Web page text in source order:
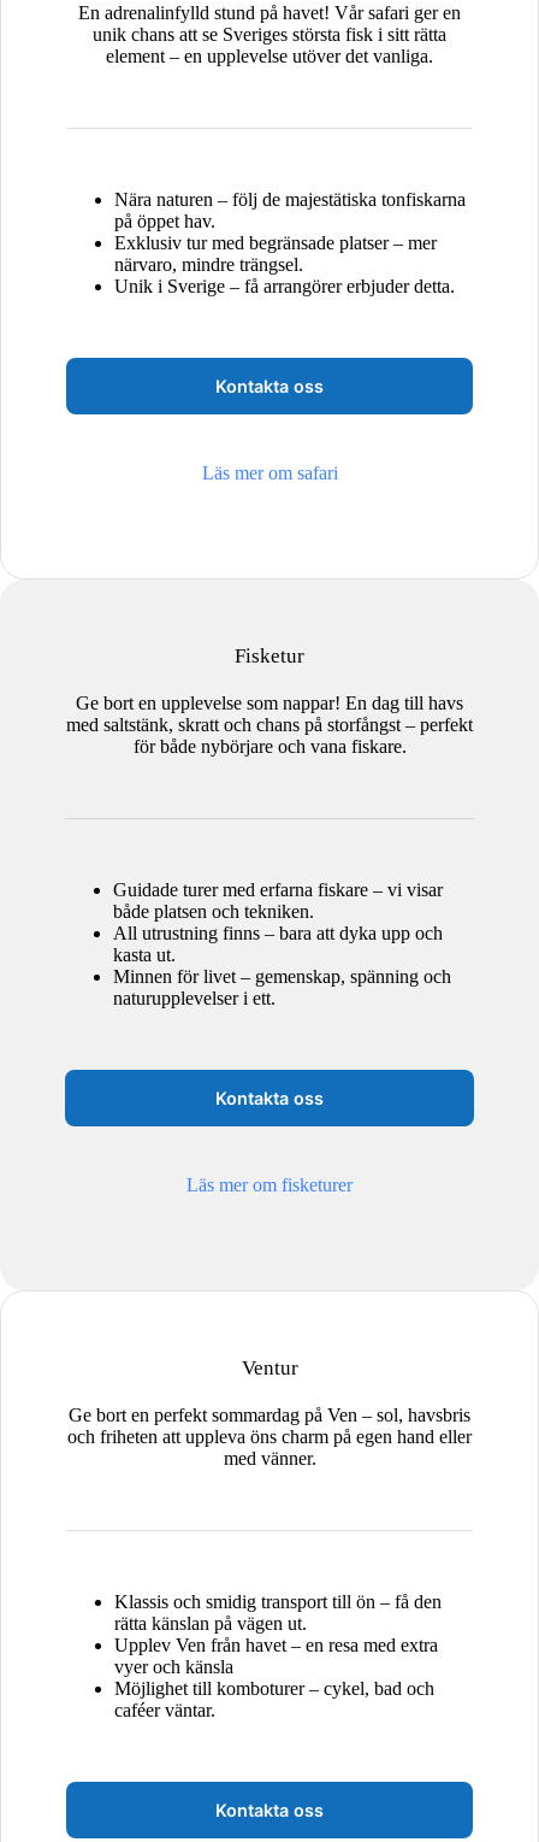
En adrenalinfylld stund på havet! Vår safari ger en
unik chans att se Sveriges största fisk i sitt rätta
element – en upplevelse utöver det vanliga.
Nära naturen – följ de majestätiska tonfiskarna
på öppet hav.
Exklusiv tur med begränsade platser – mer
närvaro, mindre trängsel.
Unik i Sverige – få arrangörer erbjuder detta.
Kontakta oss
Läs mer om safari
Fisketur
Ge bort en upplevelse som nappar! En dag till havs
med saltstänk, skratt och chans på storfångst – perfekt
för både nybörjare och vana fiskare.
Guidade turer med erfarna fiskare – vi visar
både platsen och tekniken.
All utrustning finns – bara att dyka upp och
kasta ut.
Minnen för livet – gemenskap, spänning och
naturupplevelser i ett.
Kontakta oss
Läs mer om fisketurer
Ventur
Ge bort en perfekt sommardag på Ven – sol, havsbris
och friheten att uppleva öns charm på egen hand eller
med vänner.
Klassis och smidig transport till ön – få den
rätta känslan på vägen ut.
Upplev Ven från havet – en resa med extra
vyer och känsla
Möjlighet till komboturer – cykel, bad och
caféer väntar.
Kontakta oss